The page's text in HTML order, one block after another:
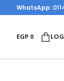
WhatsApp:
EGP0